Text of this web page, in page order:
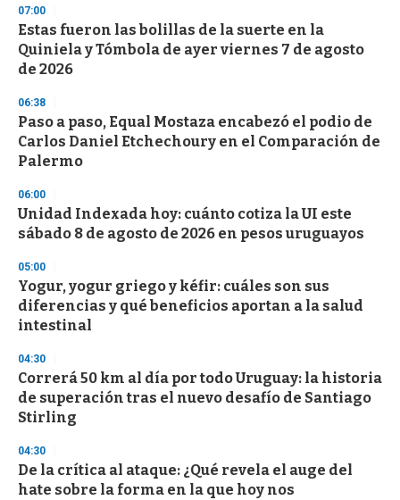
s
e
c
o
n
07:00
Estas fueron las bolillas de la suerte en la
Quiniela y Tómbola de ayer viernes 7 de agosto
de 2026
06:38
Paso a paso, Equal Mostaza encabezó el podio de
Carlos Daniel Etchechoury en el Comparación de
Palermo
06:00
Unidad Indexada hoy: cuánto cotiza la UI este
sábado 8 de agosto de 2026 en pesos uruguayos
05:00
Yogur, yogur griego y kéfir: cuáles son sus
diferencias y qué beneficios aportan a la salud
intestinal
04:30
Correrá 50 km al día por todo Uruguay: la historia
de superación tras el nuevo desafío de Santiago
Stirling
04:30
De la crítica al ataque: ¿Qué revela el auge del
hate sobre la forma en la que hoy nos